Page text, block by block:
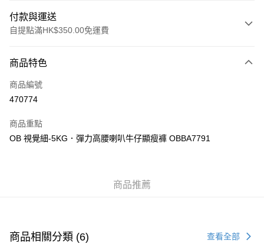
付款與運送
自提點滿HK$350.00免運費
信用卡
Apple Pay
PayMe
付款後順豐站及營業點
商品特色
商品編號
470774
商品重點
OB 視覺細-5KG．彈力高腰喇叭牛仔顯瘦褲 OBBA7791
商品推薦
商品相關分類 (6) 查看全部